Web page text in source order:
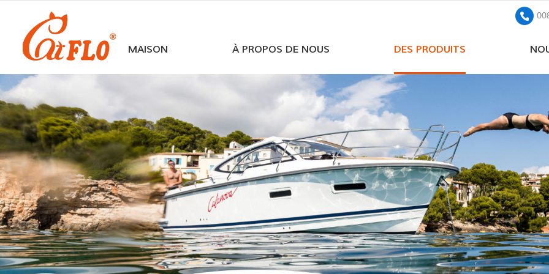
MAISON À PROPOS DE NOUS DES PRODUITS